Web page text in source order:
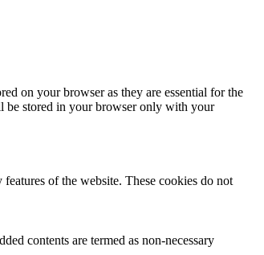
on your browser as they are essential for the
be stored in your browser only with your
of the website. These cookies do not
contents are termed as non-necessary